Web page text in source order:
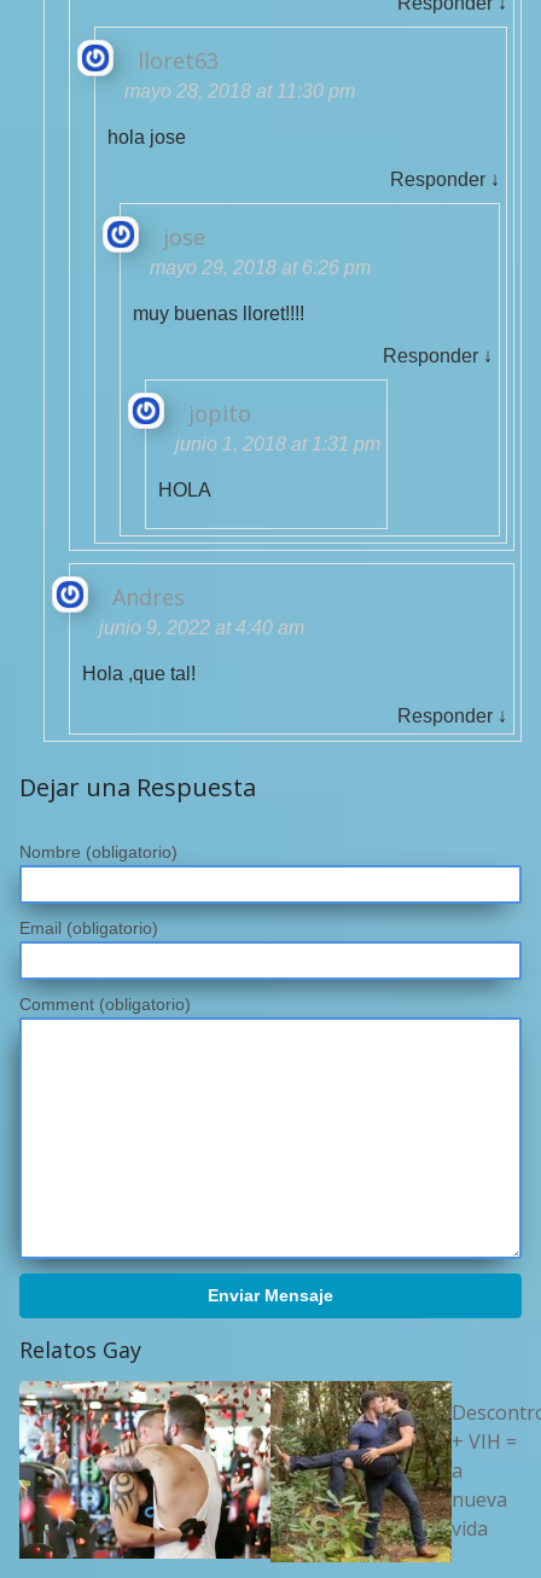
lloret63
mayo 28, 2018 at 11:30 pm
hola jose
Responder ↓
jose
mayo 29, 2018 at 6:26 pm
muy buenas lloret!!!!
Responder ↓
jopito
junio 1, 2018 at 1:31 pm
HOLA
Andres
junio 9, 2022 at 4:40 am
Hola ,que tal!
Responder ↓
Dejar una Respuesta
Nombre (obligatorio)
Email (obligatorio)
Comment (obligatorio)
Enviar Mensaje
Relatos Gay
+ VIH =
a
nueva
vida